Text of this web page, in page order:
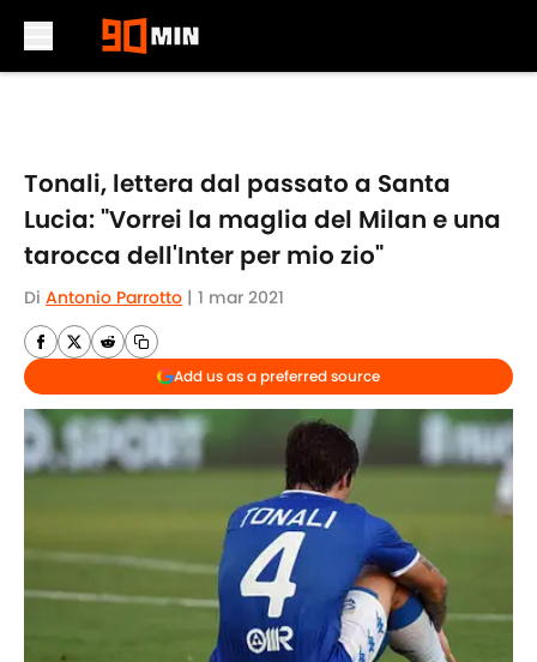
Tonali, lettera dal passato a Santa
Lucia: "Vorrei la maglia del Milan e una
tarocca dell'Inter per mio zio"
Di Antonio Parrotto | 1 mar 2021
Add us as a preferred source